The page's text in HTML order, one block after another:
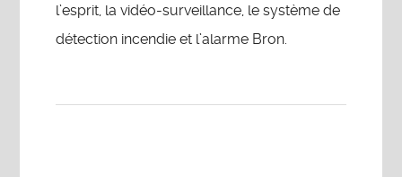
l’esprit, la vidéo-surveillance, le système de
détection incendie et l’alarme Bron.